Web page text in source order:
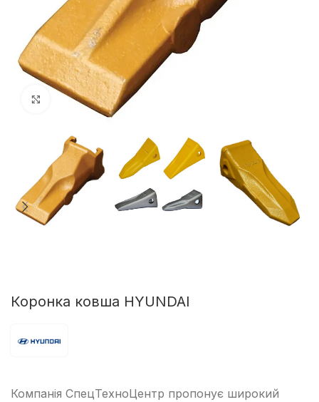
Клацніть, щоб збільшити
Коронка ковша HYUNDAI
Компанія СпецТехноЦентр пропонує широкий